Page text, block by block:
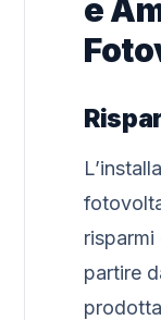
e
partire